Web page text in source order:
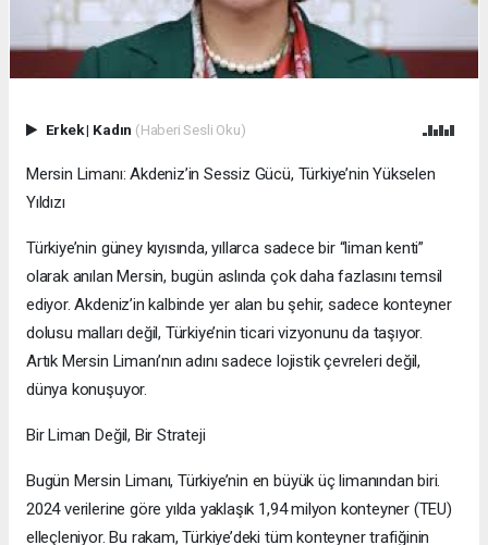
Erkek| Kadın (Haberi Sesli Oku)
Mersin Limanı: Akdeniz’in Sessiz Gücü, Türkiye’nin Yükselen
Yıldızı
Türkiye’nin güney kıyısında, yıllarca sadece bir “liman kenti”
olarak anılan Mersin, bugün aslında çok daha fazlasını temsil
ediyor. Akdeniz’in kalbinde yer alan bu şehir, sadece konteyner
dolusu malları değil, Türkiye’nin ticari vizyonunu da taşıyor.
Artık Mersin Limanı’nın adını sadece lojistik çevreleri değil,
dünya konuşuyor.
Bir Liman Değil, Bir Strateji
Bugün Mersin Limanı, Türkiye’nin en büyük üç limanından biri.
2024 verilerine göre yılda yaklaşık 1,94 milyon konteyner (TEU)
elleçleniyor. Bu rakam, Türkiye’deki tüm konteyner trafiğinin